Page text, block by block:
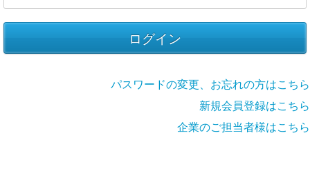
パスワードの変更、お忘れの方はこちら
新規会員登録はこちら
企業のご担当者様はこちら